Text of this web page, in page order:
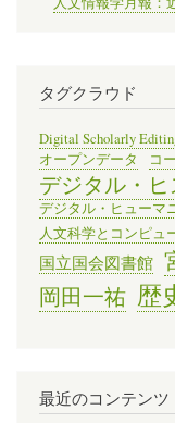
タグクラウド
Digital Scholarly
オープンデータ コ
デジタル・
デジタル・ヒューマ
人文科学とコンピュ
国立国会図書館
岡田一祐 歴
最近のコンテンツ